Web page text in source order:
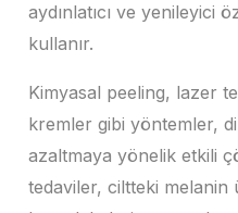
aydınlatıcı ve yenileyici
kullanır.
Kimyasal peeling, lazer
kremler gibi yöntemler,
azaltmaya yönelik etkili
tedaviler, ciltteki melanin